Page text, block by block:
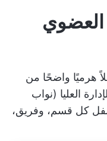
هرميًا واضحًا من
العليا (نواب
كل قسم، وفريق،